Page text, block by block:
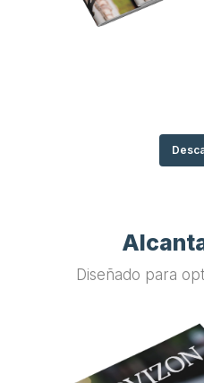
Diseñado para